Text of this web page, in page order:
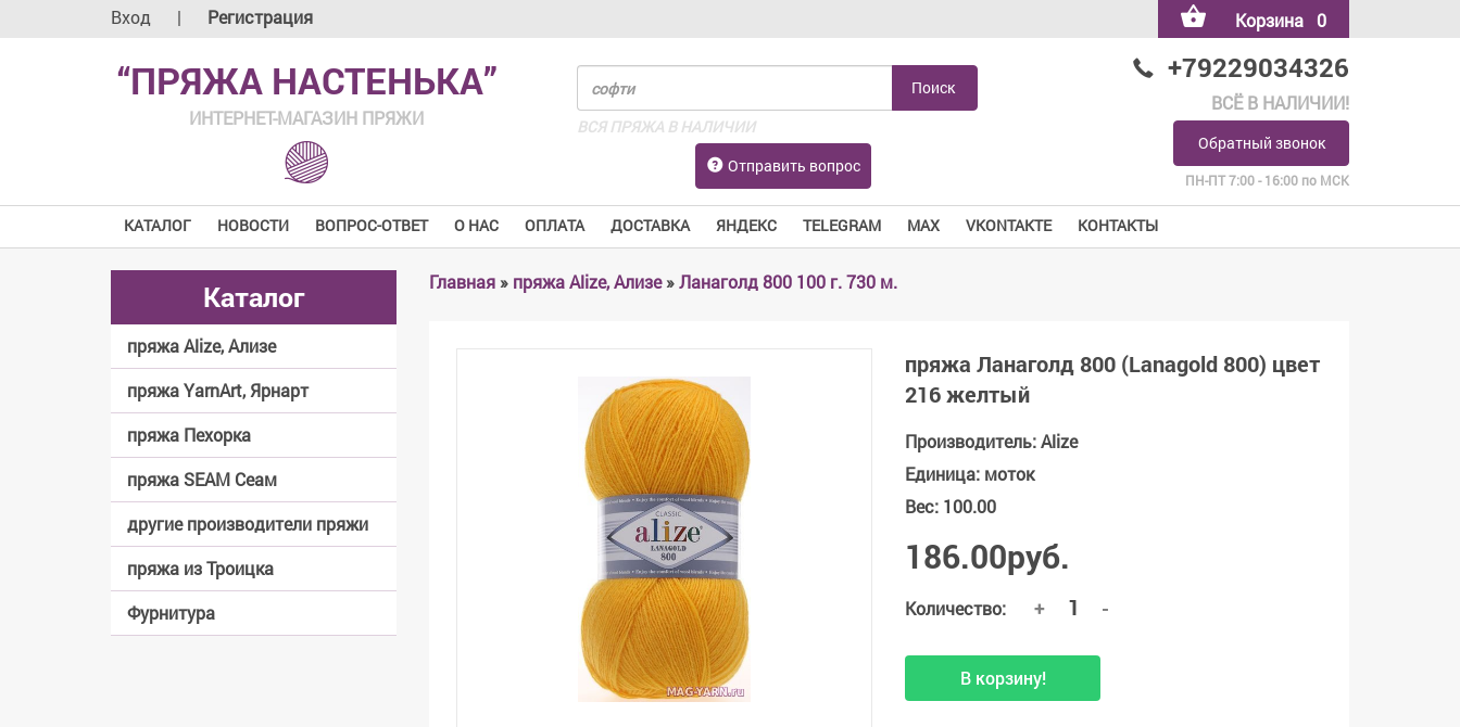
Вход | Регистрация Корзина 0
“ПРЯЖА НАСТЕНЬКА”
ИНТЕРНЕТ-МАГАЗИН ПРЯЖИ
ВСЯ ПРЯЖА В НАЛИЧИИ
Отправить вопрос
+79229034326
ВСЁ В НАЛИЧИИ!
Обратный звонок
ПН-ПТ 7:00 - 16:00 по МСК
КАТАЛОГ НОВОСТИ ВОПРОС-ОТВЕТ О НАС ОПЛАТА ДОСТАВКА ЯНДЕКС TELEGRAM MAX VKONTAKTE КОНТАКТЫ
Каталог
пряжа Alize, Ализе
пряжа YarnArt, Ярнарт
пряжа Пехорка
пряжа SEAM Сеам
другие производители пряжи
пряжа из Троицка
Фурнитура
Главная » пряжа Alize, Ализе » Ланаголд 800 100 г. 730 м.
пряжа Ланаголд 800 (Lanagold 800) цвет
216 желтый
Производитель: Alize
Единица: моток
Вес: 100.00
186.00руб.
Количество: + -
В корзину!